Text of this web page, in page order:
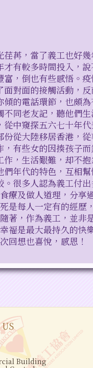
荏苒，當了義工也好
才有較多時間投入，
富，倒也有些感悟。疫
面對面的接觸活動，
傾的電話環節，也頗為
不同老友記，聽他們
從中窺探五六七十年代
份從大陸移居香港，
，有些女的因揍孩子
作，生活艱難，却不
們年代的特色，互相
。很多人認為義工付
療及做人道理，分享
是每人一定有的經歷
著，作為義工，並非
福是最大最持久的快
回想也喜悅，感恩！
Building